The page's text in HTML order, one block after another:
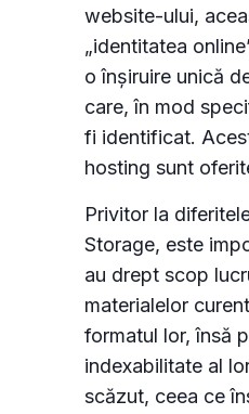
website-ului,
„identitatea
o înșiruire unică
care, în mod
fi identificat.
hosting sunt
Privitor la
Storage, este
au drept scop
materialelor
formatul lor, însă
indexabilitate al
scăzut, ceea ce